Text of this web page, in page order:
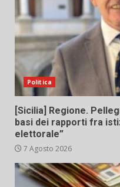
Politica
[Sicilia] Regione.
basi dei rapporti fra
elettorale”
7 Agosto 2026